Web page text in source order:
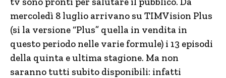
mercoledì 8 luglio arrivano su TIMVision Plus
(si la versione “Plus” quella in vendita in
questo periodo nelle varie formule) i 13 episodi
della quinta e ultima stagione. Ma non
saranno tutti subito disponibili: infatti